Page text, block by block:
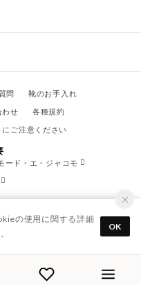
問
靴のお手入れ
わせ
各種規約
ご注意ください
ード・エ・ジャコモ
Reserved.
の使用に関する詳細
OK